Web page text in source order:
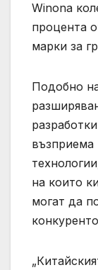
Winona
процента
марки за
Подобно
възприема
на които
могат да